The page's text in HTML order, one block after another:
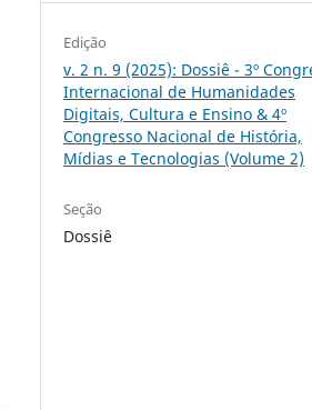
Edição
v. 2 n. 9 (2025): Dossiê - 3º
Internacional de Humanidades
Digitais, Cultura e Ensino & 4º
Congresso Nacional de História,
Mídias e Tecnologias (Volume 2)
Seção
Dossiê